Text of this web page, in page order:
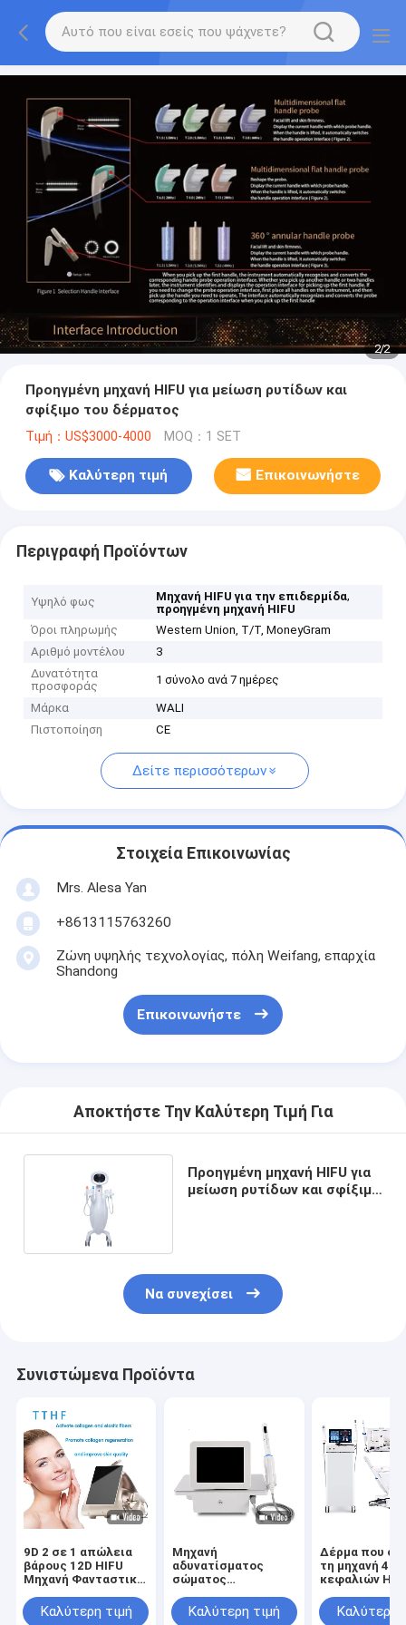
2/2
Προηγμένη μηχανή HIFU για μείωση ρυτίδων και
σφίξιμο του δέρματος
Τιμή：US$3000-4000 MOQ：1 SET
Καλύτερη τιμή Επικοινωνήστε
Περιγραφή Προϊόντων
Υψηλό φως Μηχανή HIFU για την επιδερμίδα,
προηγμένη μηχανή HIFU
Όροι πληρωμής
Western Union, T/T, MoneyGram
Αριθμό μοντέλου
3
Δυνατότητα
προσφοράς
1 σύνολο ανά 7 ημέρες
Μάρκα
WALI
Πιστοποίηση
CE
Δείτε περισσότερων
Στοιχεία Επικοινωνίας
Mrs. Alesa Yan
+8613115763260
Ζώνη υψηλής τεχνολογίας, πόλη Weifang, επαρχία
Shandong
Επικοινωνήστε
Αποκτήστε Την Καλύτερη Τιμή Για
Προηγμένη μηχανή HIFU για
μείωση ρυτίδων και σφίξιμο
Να συνεχίσει
Συνιστώμενα Προϊόντα
9D 2 σε 1 απώλεια
βάρους 12D HIFU
Μηχανή Φανταστικό
προσώπου
Καλύτερη τιμή
Μηχανή
αδυνατίσματος
σώματος
κοιλότητας HIFU
Liposonic για την
Καλύτερη τιμή
Δέρμα που
τη μηχανή
κεφαλιών
Καλύτερη